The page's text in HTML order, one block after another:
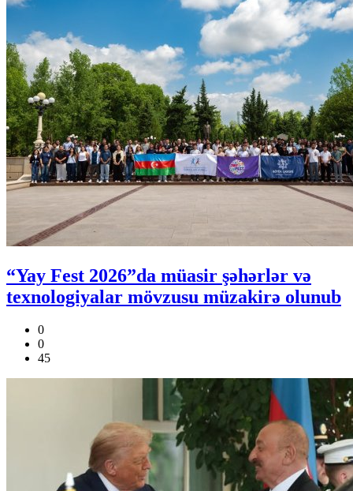
“Yay Fest 2026”da müasir şəhərlər və
texnologiyalar mövzusu müzakirə olunub
0
0
45